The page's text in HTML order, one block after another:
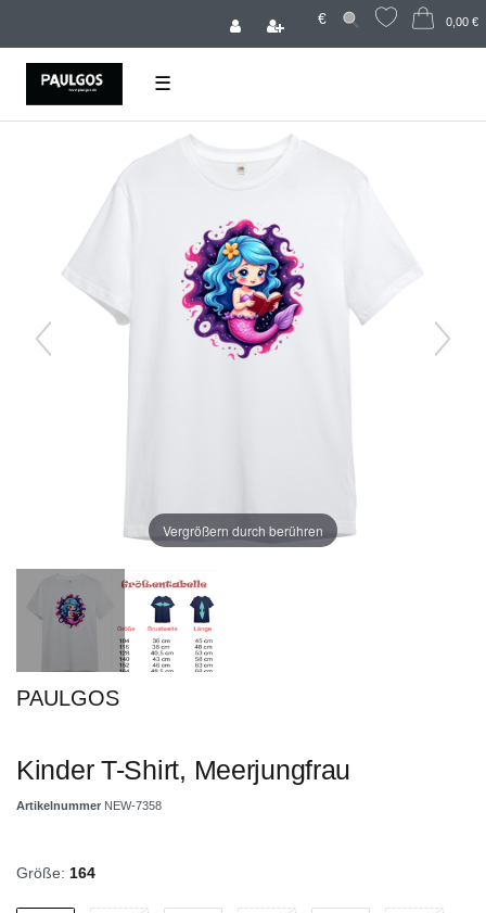
€ 0,00 €
☰
Vergrößern durch berühren
PAULGOS
Kinder T-Shirt, Meerjungfrau
Artikelnummer NEW-7358
Größe: 164